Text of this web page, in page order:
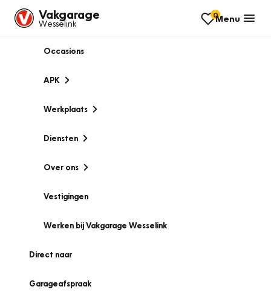
Vakgarage
Wesselink
0Menu
Occasions
APK
Werkplaats
Diensten
Over ons
Vestigingen
Werken bij Vakgarage Wesselink
Direct naar
Garageafspraak